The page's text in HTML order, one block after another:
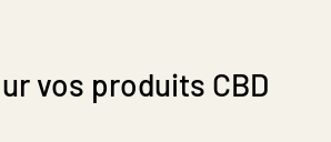
vos produits CBD